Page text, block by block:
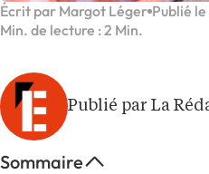
Écrit par Margot Léger Publié
Min. de lecture : 2 Min.
Publié par La
Sommaire